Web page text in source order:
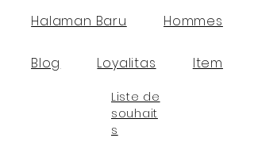
Halaman Baru Hommes
Blog Loyalitas Item
Liste de
souhait
s